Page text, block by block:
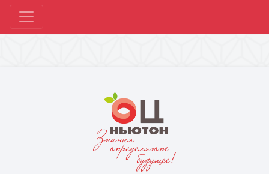
МУНИЦИПАЛЬНОЕ АВТОНОМНОЕ
ОБЩЕОБРАЗОВАТЕЛЬНОЕ
УЧРЕЖДЕНИЕ «ОБРАЗОВАТЕЛЬНЫЙ